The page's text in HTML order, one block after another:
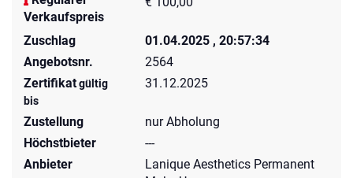
Verkaufspreis
Zuschlag
01.04.2025 , 20:57:34
Angebotsnr.
2564
Zertifikatgültig
bis
31.12.2025
Zustellung
nur Abholung
Höchstbieter
---
Anbieter
Lanique Aesthetics Permanent